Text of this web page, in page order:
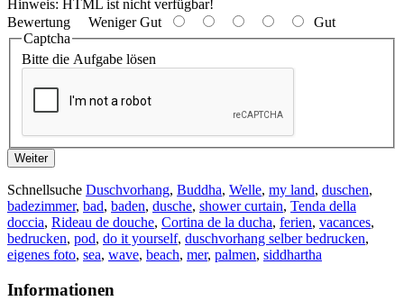
Hinweis: HTML ist nicht verfügbar!
Bewertung Weniger Gut
Gut
Captcha
Bitte die Aufgabe lösen
Weiter
Schnellsuche Duschvorhang, Buddha, Welle, my land, duschen,
badezimmer, bad, baden, dusche, shower curtain, Tenda della
doccia, Rideau de douche, Cortina de la ducha, ferien, vacances,
bedrucken, pod, do it yourself, duschvorhang selber bedrucken,
eigenes foto, sea, wave, beach, mer, palmen, siddhartha
Informationen